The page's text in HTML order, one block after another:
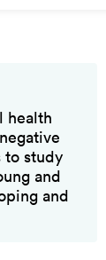
health
to study
and
and